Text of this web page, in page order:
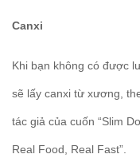
Canxi
Khi bạn không có được
sẽ lấy canxi từ xương,
tác giả của cuốn “Slim
Real Food, Real Fast”.